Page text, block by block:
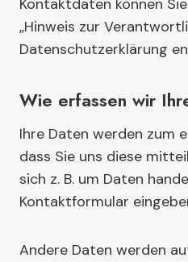
Kontaktdaten können
„Hinweis zur
Datenschutzerklärung
Wie erfassen wir
Ihre Daten werden zum
dass Sie uns diese
sich z. B. um Daten
Kontaktformular
Andere Daten werden